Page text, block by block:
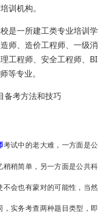
训机构。
是一所建工类专业培训学
师、造价工程师、一级消
工程师、安全工程师、BI
等专业。
备考方法和技巧
考试中的老大难，一方面是公
稍简单，另一方面是公共科
不会也有蒙对的可能性，当然
实务考查两种题目类型，即